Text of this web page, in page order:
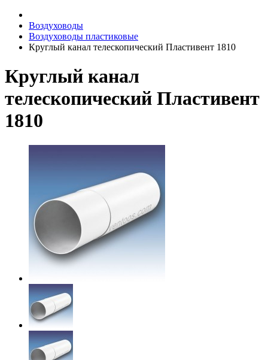
Воздуховоды
Воздуховоды пластиковые
Круглый канал телескопический Пластивент 1810
Круглый канал
телескопический Пластивент
1810